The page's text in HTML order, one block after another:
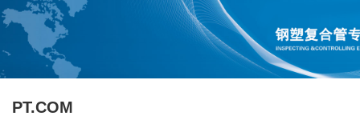
PT.COM